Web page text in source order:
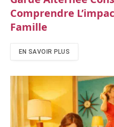
Comprendre
Famille
EN SAVOIR PLUS